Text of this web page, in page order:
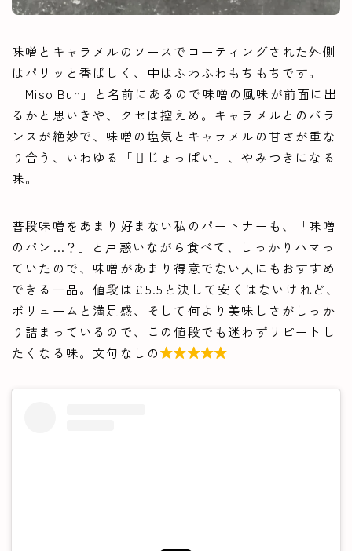
味噌とキャラメルのソースでコーティングされた外側
はパリッと香ばしく、中はふわふわもちもちです。
「Miso Bun」と名前にあるので味噌の風味が前面に出
るかと思いきや、クセは控えめ。キャラメルとのバラ
ンスが絶妙で、味噌の塩気とキャラメルの甘さが重な
り合う、いわゆる「甘じょっぱい」、やみつきになる
味。
普段味噌をあまり好まない私のパートナーも、「味噌
のパン…？」と戸惑いながら食べて、しっかりハマっ
ていたので、味噌があまり得意でない人にもおすすめ
できる一品。値段は£5.5と決して安くはないけれど、
ボリュームと満足感、そして何より美味しさがしっか
り詰まっているので、この値段でも迷わずリピートし
たくなる味。文句なしの